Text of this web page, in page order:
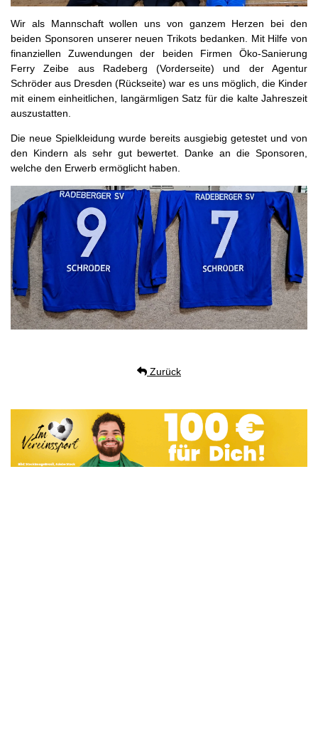
Wir als Mannschaft wollen uns von ganzem Herzen bei den
beiden Sponsoren unserer neuen Trikots bedanken. Mit Hilfe von
finanziellen Zuwendungen der beiden Firmen Öko-Sanierung
Ferry Zeibe aus Radeberg (Vorderseite) und der Agentur
Schröder aus Dresden (Rückseite) war es uns möglich, die Kinder
mit einem einheitlichen, langärmligen Satz für die kalte Jahreszeit
auszustatten.
Die neue Spielkleidung wurde bereits ausgiebig getestet und von
den Kindern als sehr gut bewertet. Danke an die Sponsoren,
welche den Erwerb ermöglicht haben.
Zurück